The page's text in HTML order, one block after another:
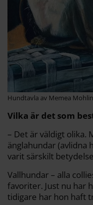
Hundtavla av Memea Mohlin
Vilka är det som
– Det är väldigt olika.
änglahundar (avlidna
varit särskilt
Vallhundar – alla
favoriter. Just nu har
tidigare har hon haft